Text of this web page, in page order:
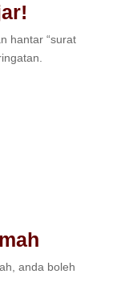
hantar “surat
anda boleh